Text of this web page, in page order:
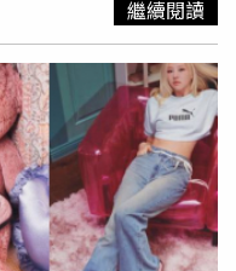
三個巴掌，逼她吃下血
卻秒變小粉絲表白說：
是我們的玉女女神，要
壓力。」拍攝時兩人都
此身上到處都有碰撞瘀
認為演焦慮的母親是一
詠琪所飾演的何麗芬則
性說這是她做演員以來
我都是喜劇或愛情片，
繼續閱讀